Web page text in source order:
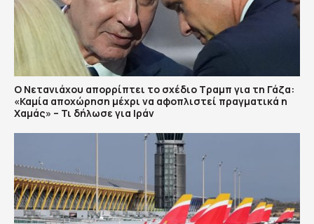
Ο Νετανιάχου απορρίπτει το σχέδιο Τραμπ για τη Γάζα:
«Καμία αποχώρηση μέχρι να αφοπλιστεί πραγματικά η
Χαμάς» – Τι δήλωσε για Ιράν